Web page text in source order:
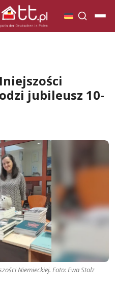
jubileusz 10-
Niemieckiej. Foto: Ewa Stolz